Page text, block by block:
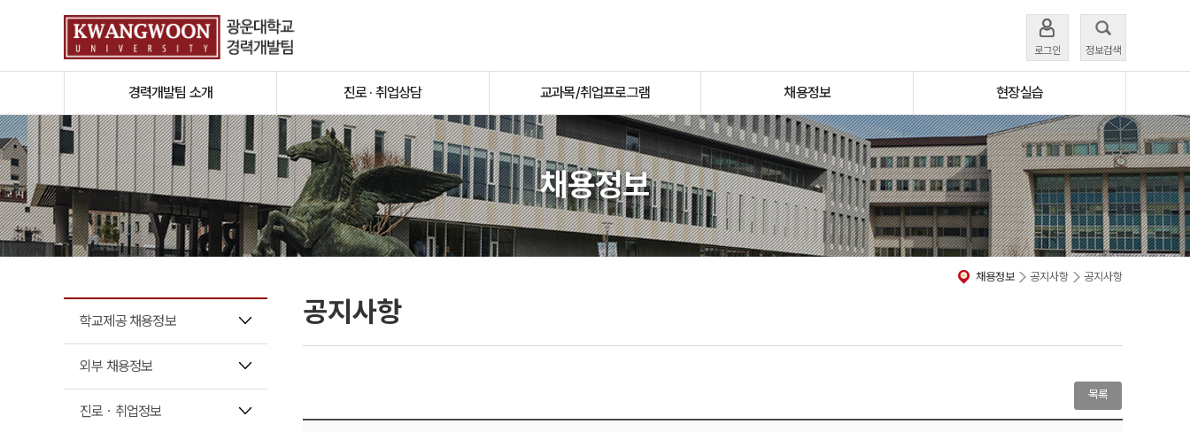
로그인 정보검색
경력개발팀 소개 진로 · 취업상담 교과목/취업프로그램 채용정보 현장실습
채용정보
학교제공 채용정보
외부 채용정보
진로ㆍ취업정보
채용정보 공지사항 공지사항
공지사항
목록